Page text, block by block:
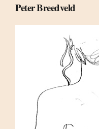
Peter Breedveld